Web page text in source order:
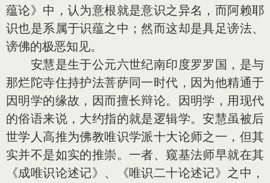
蕴论》中，认为意根就是意识之异名，而阿赖耶
识也是系属于识蕴之中；然而这却是具足谤法、
谤佛的极恶知见。
安慧是生于公元六世纪南印度罗罗国，是与
那烂陀寺住持护法菩萨同一时代，因为他精通于
因明学的缘故，因而擅长辩论。因明学，用现代
的俗语来说，大约指的就是逻辑学。安慧虽被后
世学人高推为佛教唯识学派十大论师之一，但其
实并不是如实的推崇。一者、窥基法师早就在其
《成唯识论述记》、《唯识二十论述记》之中，